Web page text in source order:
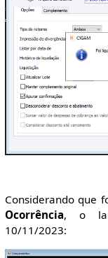
Considerando que
Ocorrência, o
10/11/2023: